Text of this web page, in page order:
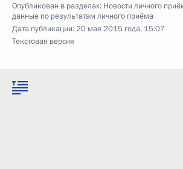
Опубликован в разделах: Новости личного
данные по результатам личного приёма
Дата публикации:20 мая 2015 года, 15:07
Текстовая версия